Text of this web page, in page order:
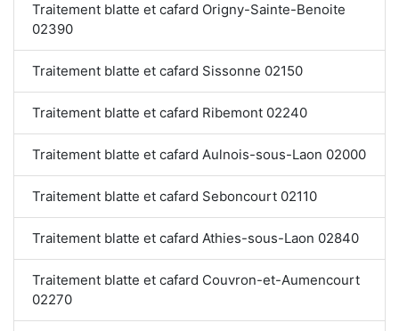
Traitement blatte et cafard Origny-Sainte-Benoite
02390
Traitement blatte et cafard Sissonne 02150
Traitement blatte et cafard Ribemont 02240
Traitement blatte et cafard Aulnois-sous-Laon 02000
Traitement blatte et cafard Seboncourt 02110
Traitement blatte et cafard Athies-sous-Laon 02840
Traitement blatte et cafard Couvron-et-Aumencourt
02270